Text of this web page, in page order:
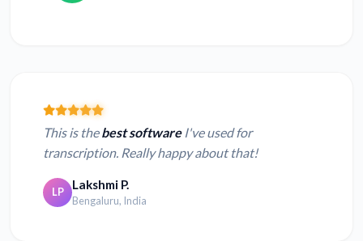
This is thebest softwareI've used for
transcription. Really happy about that!
LP Lakshmi P.
Bengaluru, India